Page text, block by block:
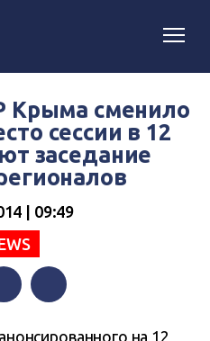
Крыма сменило
сессии в 12
заседание
| 09:49
на 12